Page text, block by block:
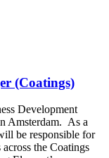
(Coatings)
Development
Amsterdam. As a
be responsible for
the Coatings